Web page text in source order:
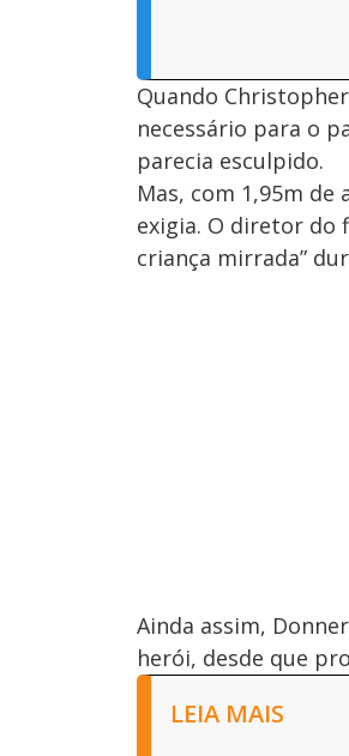
Quando
necessário para o
parecia esculpido.
Mas, com 1,95m
exigia. O diretor do
criança mirrada”
Ainda assim,
herói, desde que
LEIA MAIS